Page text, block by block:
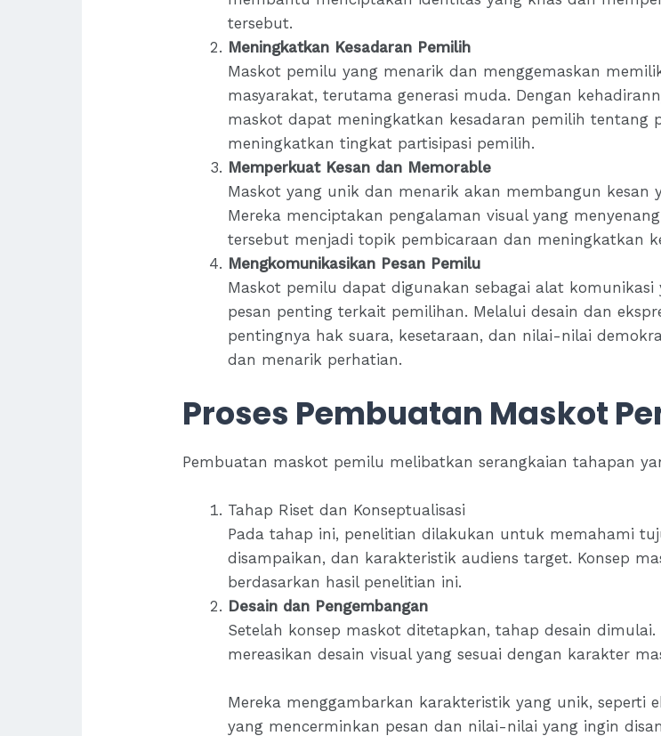
tersebut.
Meningkatkan Kesadaran Pemilih
Maskot pemilu yang menarik dan menggemaskan
masyarakat, terutama generasi muda. Dengan
maskot dapat meningkatkan kesadaran pemilih tentang
meningkatkan tingkat partisipasi pemilih.
Memperkuat Kesan dan Memorable
Maskot yang unik dan menarik akan membangun
Mereka menciptakan pengalaman visual yang
tersebut menjadi topik pembicaraan dan meningkatkan
Mengkomunikasikan Pesan Pemilu
Maskot pemilu dapat digunakan sebagai alat
pesan penting terkait pemilihan. Melalui desain dan
pentingnya hak suara, kesetaraan, dan nilai-nilai
dan menarik perhatian.
Proses Pembuatan Maskot
Pembuatan maskot pemilu melibatkan serangkaian tahapan
Tahap Riset dan Konseptualisasi
Pada tahap ini, penelitian dilakukan untuk memahami
disampaikan, dan karakteristik audiens target. Konsep
berdasarkan hasil penelitian ini.
Desain dan Pengembangan
Setelah konsep maskot ditetapkan, tahap desain
mereasikan desain visual yang sesuai dengan karakter
Mereka menggambarkan karakteristik yang unik, seperti
yang mencerminkan pesan dan nilai-nilai yang ingin